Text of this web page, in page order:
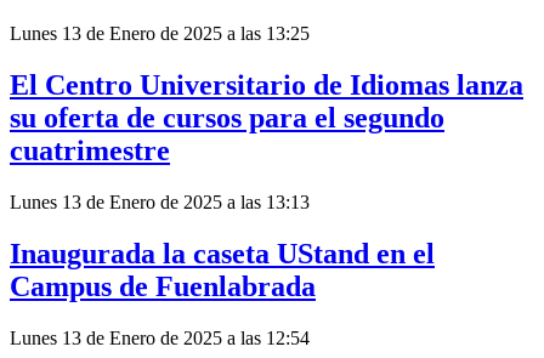
Lunes 13 de Enero de 2025 a las 13:25
El Centro Universitario de Idiomas lanza
su oferta de cursos para el segundo
cuatrimestre
Lunes 13 de Enero de 2025 a las 13:13
Inaugurada la caseta UStand en el
Campus de Fuenlabrada
Lunes 13 de Enero de 2025 a las 12:54